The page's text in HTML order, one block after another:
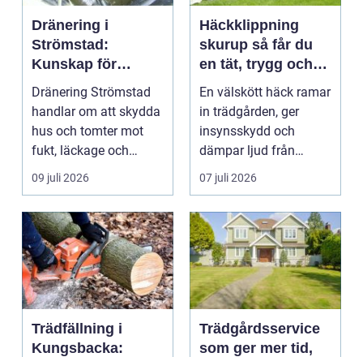
Dränering i
Strömstad:
Kunskap för
tryggare
husgrunder
Dränering Strömstad
handlar om att skydda
hus och tomter mot
fukt, läckage och
l&arin...
09 juli 2026
Häckklippning
skurup så får du
en tät, trygg och
snygg häck året
runt
En välskött häck ramar
in trädgården, ger
insynsskydd och
dämpar ljud från
vägen. Samtidigt kan
häck...
07 juli 2026
Trädfällning i
Kungsbacka:
Trädgårdsservice
som ger mer tid,